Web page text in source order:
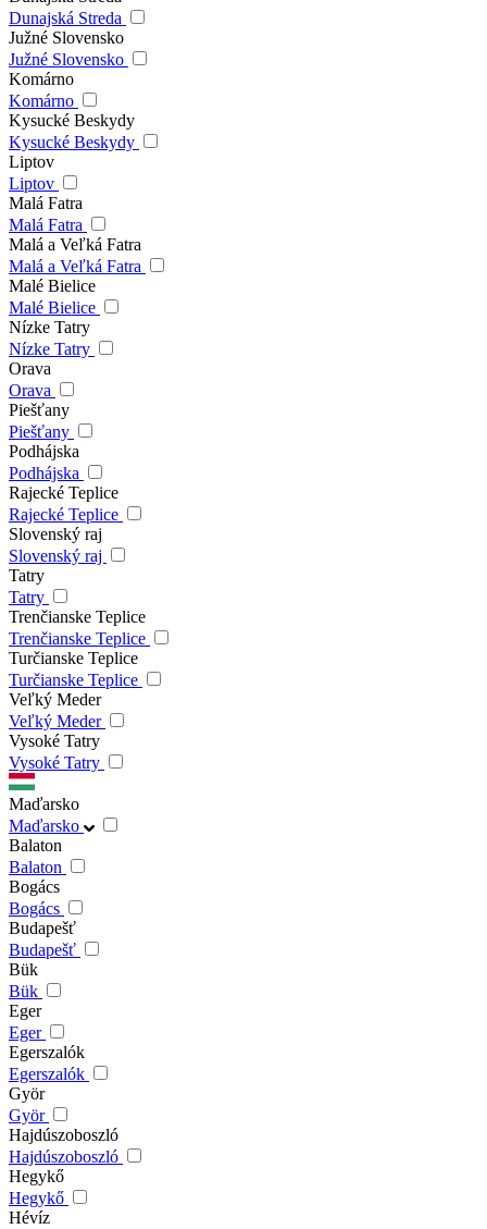
Dunajská Streda
Južné Slovensko
Južné Slovensko
Komárno
Komárno
Kysucké Beskydy
Kysucké Beskydy
Liptov
Liptov
Malá Fatra
Malá Fatra
Malá a Veľká Fatra
Malá a Veľká Fatra
Malé Bielice
Malé Bielice
Nízke Tatry
Nízke Tatry
Orava
Orava
Piešťany
Piešťany
Podhájska
Podhájska
Rajecké Teplice
Rajecké Teplice
Slovenský raj
Slovenský raj
Tatry
Tatry
Trenčianske Teplice
Trenčianske Teplice
Turčianske Teplice
Turčianske Teplice
Veľký Meder
Veľký Meder
Vysoké Tatry
Vysoké Tatry
Maďarsko
Maďarsko
Balaton
Balaton
Bogács
Bogács
Budapešť
Budapešť
Bük
Bük
Eger
Eger
Egerszalók
Egerszalók
Györ
Györ
Hajdúszoboszló
Hajdúszoboszló
Hegykő
Hegykő
Hévíz